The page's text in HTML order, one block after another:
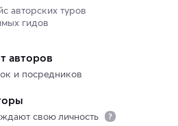
авторских туров
гидов
авторов
и посредников
свою личность